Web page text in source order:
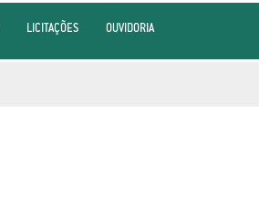
LICITAÇÕES OUVIDORIA